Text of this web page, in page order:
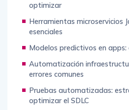
IA en decisiones
Herramientas microservicios
Automatización
Pruebas automatizadas: